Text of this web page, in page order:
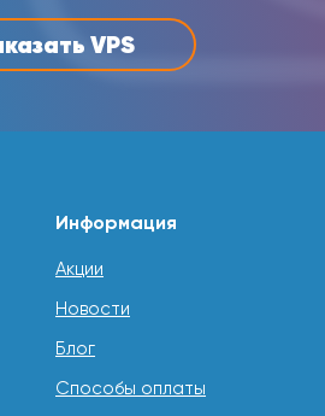
свои уникальные доменные
VPS
Информация
Акции
Новости
Блог
Способы оплаты